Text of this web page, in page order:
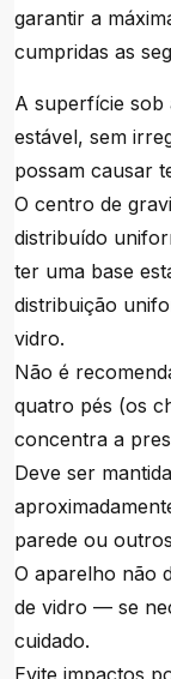
garantir a
cumpridas as
A superfície sob
estável, sem
possam causar
O centro de
distribuído
ter uma base
distribuição
vidro.
Não é
quatro pés (os
concentra a
Deve ser
parede ou
O aparelho não
de vidro — se
cuidado.
Evite impactos